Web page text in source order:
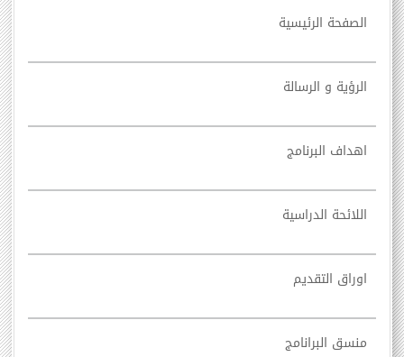
الصفحة الرئيسية
الرؤية و الرسالة
اهداف البرنامج
اللائحة الدراسية
اوراق التقديم
منسق البرانامج